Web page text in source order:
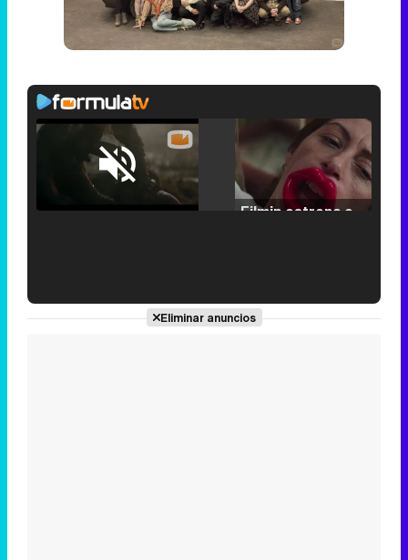
Unmute /
Loaded:
25.30%
'120 Minutos' celebra sus 2.000 programas en Telemadrid con un vídeo del día a día en la redacción
Eliminar anuncios